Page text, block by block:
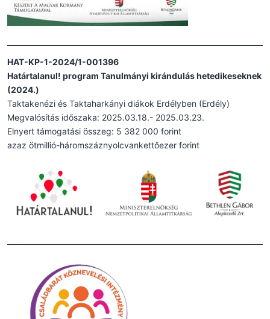
HAT-KP-1-2024/1-001396
Határtalanul! program Tanulmányi kirándulás hetedikeseknek
(2024.)
Taktakenézi és Taktaharkányi diákok Erdélyben (Erdély)
Megvalósítás időszaka: 2025.03.18.- 2025.03.23.
Elnyert támogatási összeg: 5 382 000 forint
azaz ötmillió-háromszáznyolcvankettőezer forint